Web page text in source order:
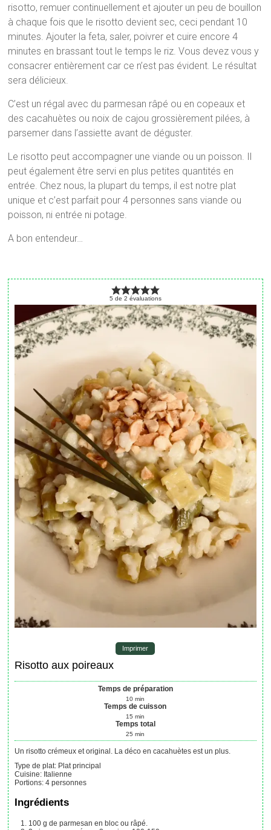
risotto, remuer continuellement et ajouter un peu de bouillon
à chaque fois que le risotto devient sec, ceci pendant 10
minutes. Ajouter la feta, saler, poivrer et cuire encore 4
minutes en brassant tout le temps le riz. Vous devez vous y
consacrer entièrement car ce n’est pas évident. Le résultat
sera délicieux.
C’est un régal avec du parmesan râpé ou en copeaux et
des cacahuètes ou noix de cajou grossièrement pilées, à
parsemer dans l’assiette avant de déguster.
Le risotto peut accompagner une viande ou un poisson. Il
peut également être servi en plus petites quantités en
entrée. Chez nous, la plupart du temps, il est notre plat
unique et c’est parfait pour 4 personnes sans viande ou
poisson, ni entrée ni potage.
A bon entendeur…
5 de 2 évaluations
Imprimer
Risotto aux poireaux
Temps de préparation
10 min
Temps de cuisson
15 min
Temps total
25 min
Un risotto crémeux et original. La déco en cacahuètes est un plus.
Type de plat: Plat principal
Cuisine: Italienne
Portions:4 personnes
Ingrédients
100 g de parmesan en bloc ou râpé.